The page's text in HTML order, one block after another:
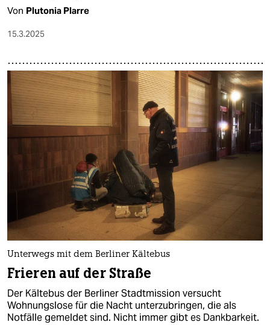
Von Plutonia Plarre
15.3.2025
Unterwegs mit dem Berliner Kältebus
Frieren auf der Straße
Der Kältebus der Berliner Stadtmission versucht
Wohnungslose für die Nacht unterzubringen, die als
Notfälle gemeldet sind. Nicht immer gibt es Dankbarkeit.